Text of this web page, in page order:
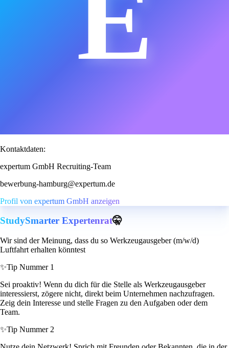
Kontaktdaten:
expertum GmbH Recruiting-Team
bewerbung-hamburg@expertum.de
Profil von expertum GmbH anzeigen
StudySmarter Expertenrat🤫
Wir sind der Meinung, dass du so Werkzeugausgeber (m/w/d)
Luftfahrt erhalten könntest
✨Tip Nummer 1
Sei proaktiv! Wenn du dich für die Stelle als Werkzeugausgeber
interessierst, zögere nicht, direkt beim Unternehmen nachzufragen.
Zeig dein Interesse und stelle Fragen zu den Aufgaben oder dem
Team.
✨Tip Nummer 2